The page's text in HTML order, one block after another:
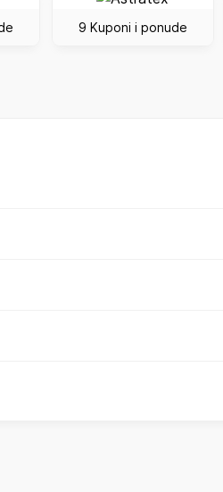
9 Kuponi i ponude